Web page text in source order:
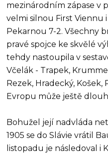
mezinárodním zápase v
velmi silnou First Viennu
Pekarnou 7-2. Všechny
pravé spojce ke skvělé
tehdy nastoupila v
Včelák - Trapek,
Rezek, Hradecký, Košek,
Evropu může ještě
Bohužel její nadvláda
1905 se do Slávie vrátil
listopadu je následoval i